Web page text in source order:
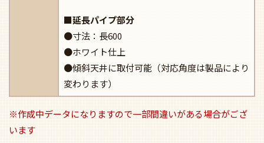
■延長パイプ部分
●寸法：長600
●ホワイト仕上
●傾斜天井に取付可能（対応角度は製品により
変わります）
※作成中データになりますので一部間違いがある場合がござ
います